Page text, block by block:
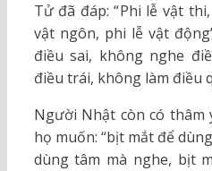
Tử đã đáp: “Phi lễ vật
vật ngôn, phi lễ vật
điều sai, không nghe
điều trái, không làm điều
Người Nhật còn có thâm
họ muốn: “bịt mắt để
dùng tâm mà nghe, bịt